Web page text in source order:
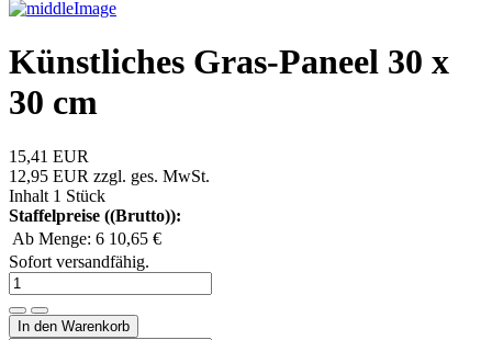
Künstliches Gras-Paneel 30 x
30 cm
15,41 EUR
12,95 EUR zzgl. ges. MwSt.
Inhalt 1 Stück
Staffelpreise ((Brutto)):
Ab Menge: 6 10,65 €
Sofort versandfähig.
In den Warenkorb